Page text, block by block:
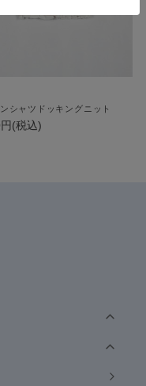
シャツドッキングニット
(税込)